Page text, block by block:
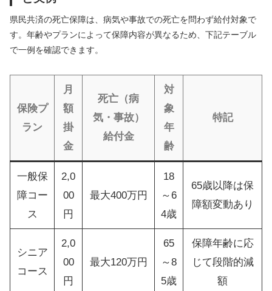
県民共済の死亡保障は、病気や事故での死亡を問わず給付対象で
す。年齢やプランによって保障内容が異なるため、下記テーブル
で一例を確認できます。
保険プ
ラン
月
額
掛
金
死亡（病
気・事故）
給付金
対
象
年
齢
特記
一般保
障コー
ス
2,0
00
円
最大400万円
18
～6
4歳
65歳以降は保
障額変動あり
シニア
コース
2,0
00
円
最大120万円
65
～8
5歳
保障年齢に応
じて段階的減
額